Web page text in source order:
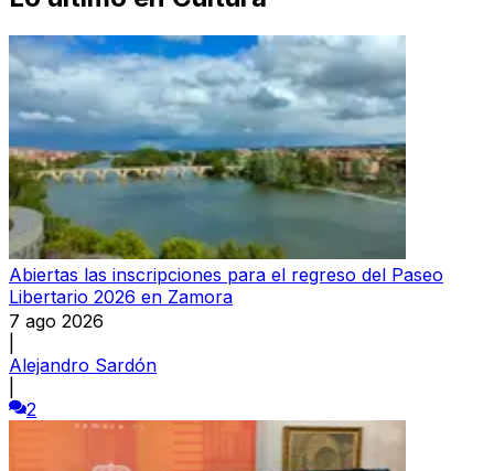
Abiertas las inscripciones para el regreso del Paseo
Libertario 2026 en Zamora
7 ago 2026
Alejandro Sardón
2